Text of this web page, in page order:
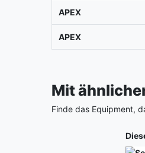
APEX
APEX
Mit
Finde das Equipment,